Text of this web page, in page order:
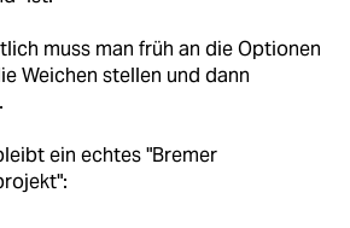
muss man früh an die Optionen
Weichen stellen und dann
ein echtes "Bremer